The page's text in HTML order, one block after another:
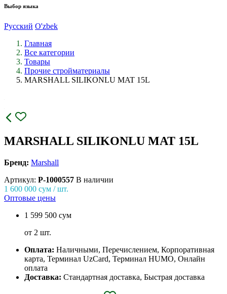
Выбор языка
Русский O'zbek
Главная
Все категории
Товары
Прочие стройматериалы
MARSHALL SILIKONLU MAT 15L
MARSHALL SILIKONLU MAT 15L
Бренд: Marshall
Артикул: P-1000557 В наличии
1 600 000 сум / шт.
Оптовые цены
1 599 500 сум
от 2 шт.
Оплата: Наличными, Перечислением, Корпоративная
карта, Терминал UzCard, Терминал HUMO, Онлайн
оплата
Доставка: Стандартная доставка, Быстрая доставка